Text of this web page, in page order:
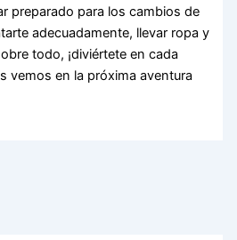
preparado para los cambios de
adecuadamente, llevar ropa y
todo, ¡diviértete en cada
vemos en la próxima aventura